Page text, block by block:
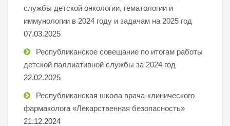
службы детской онкологии, гематологии и
иммунологии в 2024 году и задачам на 2025 год
07.03.2025
Республиканское совещание по итогам работы
детской паллиативной службы за 2024 год
22.02.2025
Республиканская школа врача-клинического
фармаколога «Лекарственная безопасность»
21.12.2024